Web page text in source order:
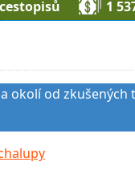
1
okolí od